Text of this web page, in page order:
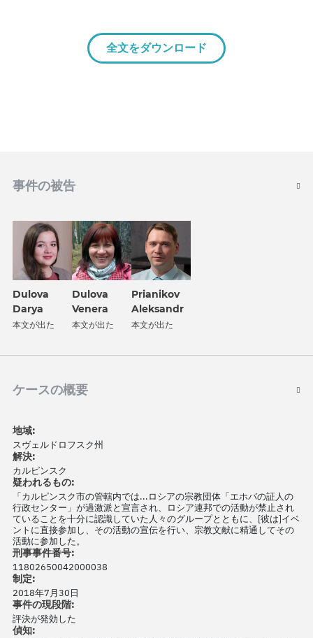
全文をダウンロード
事件の被告
Dulova
Darya
本文が出た
Dulova
Venera
本文が出た
Prianikov
Aleksandr
本文が出た
ケースの概要
地域:
スヴェルドロフスク州
解決:
カルピンスク
疑われるもの:
「カルピンスク市の管轄内では...ロシアの宗教団体「エホバの証人の
行政センター」が過激派と宣言され、ロシア連邦での活動が禁止され
ていることを十分に認識していた人々のグループとともに、[彼は]イベ
ントに直接参加し、その活動の宣伝を行い、宗教文献に精通してその
活動に参加した。
刑事事件番号:
11802650042000038
制定:
2018年7月30日
事件の現段階:
評決が発効した
偵知: